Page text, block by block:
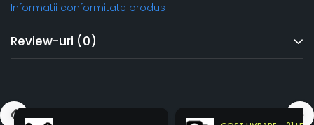
Informatii conformitate produs
Review-uri (0)